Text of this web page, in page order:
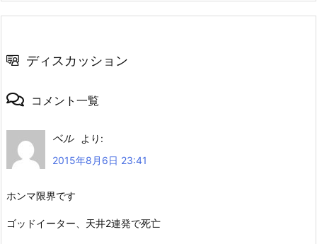
ディスカッション
コメント一覧
ベル
より:
2015年8月6日 23:41
ホンマ限界です
ゴッドイーター、天井2連発で死亡